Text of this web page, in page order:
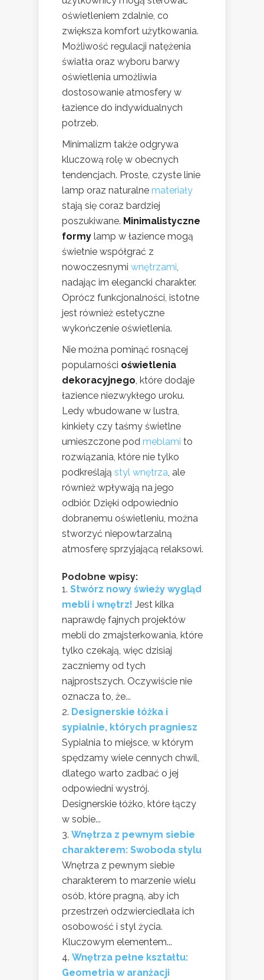
oświetleniem zdalnie, co
zwiększa komfort użytkowania.
Możliwość regulacji natężenia
światła oraz wyboru barwy
oświetlenia umożliwia
dostosowanie atmosfery w
łazience do indywidualnych
potrzeb.
Minimalizm także odgrywa
kluczową rolę w obecnych
tendencjach. Proste, czyste linie
lamp oraz naturalne materiały
stają się coraz bardziej
poszukiwane. Minimalistyczne
formy lamp w łazience mogą
świetnie współgrać z
nowoczesnymi wnętrzami,
nadając im elegancki charakter.
Oprócz funkcjonalności, istotne
jest również estetyczne
wykończenie oświetlenia.
Nie można pominąć rosnącej
popularności oświetlenia
dekoracyjnego, które dodaje
łazience niezwykłego uroku.
Ledy wbudowane w lustra,
kinkiety czy taśmy świetlne
umieszczone pod meblami to
rozwiązania, które nie tylko
podkreślają styl wnętrza, ale
również wpływają na jego
odbiór. Dzięki odpowiednio
dobranemu oświetleniu, można
stworzyć niepowtarzalną
atmosferę sprzyjającą relaksowi.
Podobne wpisy:
Stwórz nowy świeży wygląd
mebli i wnętrz! Jest kilka
naprawdę fajnych projektów
mebli do zmajsterkowania, które
tylko czekają, więc dzisiaj
zaczniemy od tych
najprostszych. Oczywiście nie
oznacza to, że...
Designerskie łóżka i
sypialnie, których pragniesz
Sypialnia to miejsce, w którym
spędzamy wiele cennych chwil,
dlatego warto zadbać o jej
odpowiedni wystrój.
Designerskie łóżko, które łączy
w sobie...
Wnętrza z pewnym siebie
charakterem: Swoboda stylu
Wnętrza z pewnym siebie
charakterem to marzenie wielu
osób, które pragną, aby ich
przestrzeń odzwierciedlała ich
osobowość i styl życia.
Kluczowym elementem...
Wnętrza pełne kształtu:
Geometria w aranżacji